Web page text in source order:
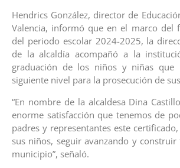
Hendrics González, director de
Valencia, informó que en el marco del
del periodo escolar 2024-2025, la
de la alcaldía acompañó a la
graduación de los niños y niñas que
siguiente nivel para la prosecución de
“En nombre de la alcaldesa Dina
enorme satisfacción que tenemos de
padres y representantes este
sus niños, seguir avanzando y
municipio”, señaló.